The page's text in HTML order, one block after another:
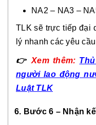
NA2 – NA3 –
TLK sẽ trực tiếp đại
lý nhanh các yêu
👉 Xem thêm:
người lao động
Luật TLK
6. Bước 6 – Nhận